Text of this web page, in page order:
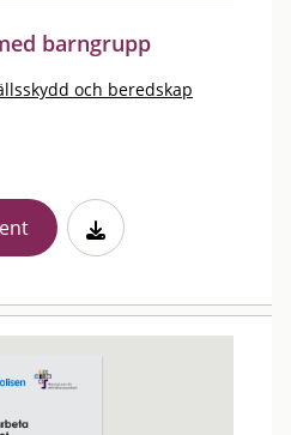
barngrupp
och beredskap